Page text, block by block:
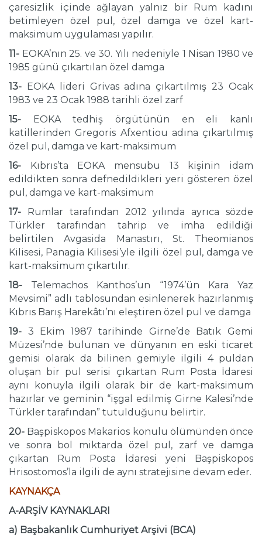
çaresizlik içinde ağlayan yalnız bir Rum kadını
betimleyen özel pul, özel damga ve özel kart-
maksimum uygulaması yapılır.
11- EOKA’nın 25. ve 30. Yılı nedeniyle 1 Nisan 1980 ve
1985 günü çıkartılan özel damga
13- EOKA lideri Grivas adına çıkartılmış 23 Ocak
1983 ve 23 Ocak 1988 tarihli özel zarf
15- EOKA tedhiş örgütünün en eli kanlı
katillerinden Gregoris Afxentiou adına çıkartılmış
özel pul, damga ve kart-maksimum
16- Kıbrıs’ta EOKA mensubu 13 kişinin idam
edildikten sonra defnedildikleri yeri gösteren özel
pul, damga ve kart-maksimum
17- Rumlar tarafından 2012 yılında ayrıca sözde
Türkler tarafından tahrip ve imha edildiği
belirtilen Avgasida Manastırı, St. Theomianos
Kilisesi, Panagia Kilisesi’yle ilgili özel pul, damga ve
kart-maksimum çıkartılır.
18- Telemachos Kanthos’un “1974’ün Kara Yaz
Mevsimi” adlı tablosundan esinlenerek hazırlanmış
Kıbrıs Barış Harekâtı’nı eleştiren özel pul ve damga
19- 3 Ekim 1987 tarihinde Girne’de Batık Gemi
Müzesi’nde bulunan ve dünyanın en eski ticaret
gemisi olarak da bilinen gemiyle ilgili 4 puldan
oluşan bir pul serisi çıkartan Rum Posta İdaresi
aynı konuyla ilgili olarak bir de kart-maksimum
hazırlar ve geminin “işgal edilmiş Girne Kalesi’nde
Türkler tarafından” tutulduğunu belirtir.
20- Başpiskopos Makarios konulu ölümünden önce
ve sonra bol miktarda özel pul, zarf ve damga
çıkartan Rum Posta İdaresi yeni Başpiskopos
Hrisostomos’la ilgili de aynı stratejisine devam eder.
KAYNAKÇA
A-ARŞİV KAYNAKLARI
a) Başbakanlık Cumhuriyet Arşivi (BCA)